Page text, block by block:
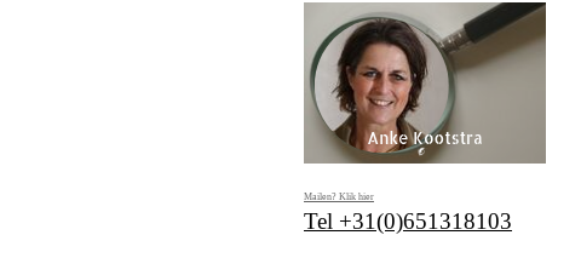
Mailen? Klik hier
Tel +31(0)651318103